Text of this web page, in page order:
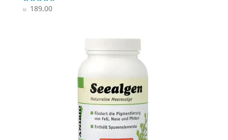
Vurderet
4.7
kr.189,00